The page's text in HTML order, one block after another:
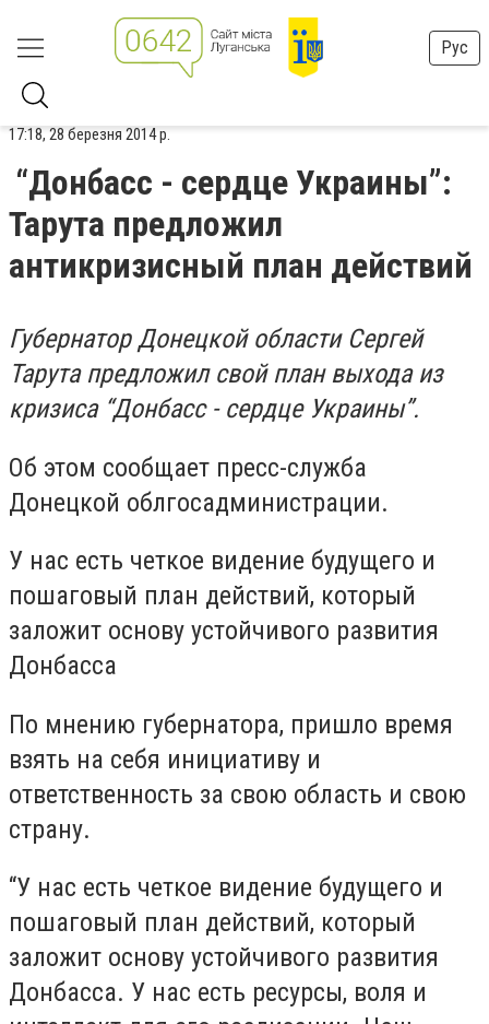
Рус
17:18, 28 березня 2014 р.
“Донбасс - сердце Украины”:
Тарута предложил
антикризисный план действий
Губернатор Донецкой области Сергей
Тарута предложил свой план выхода из
кризиса “Донбасс - сердце Украины”.
Об этом сообщает пресс-служба
Донецкой облгосадминистрации.
У нас есть четкое видение будущего и
пошаговый план действий, который
заложит основу устойчивого развития
Донбасса
По мнению губернатора, пришло время
взять на себя инициативу и
ответственность за свою область и свою
страну.
“У нас есть четкое видение будущего и
пошаговый план действий, который
заложит основу устойчивого развития
Донбасса. У нас есть ресурсы, воля и